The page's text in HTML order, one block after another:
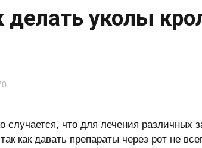
делать уколы
случается, что для лечения различных
как давать препараты через рот не